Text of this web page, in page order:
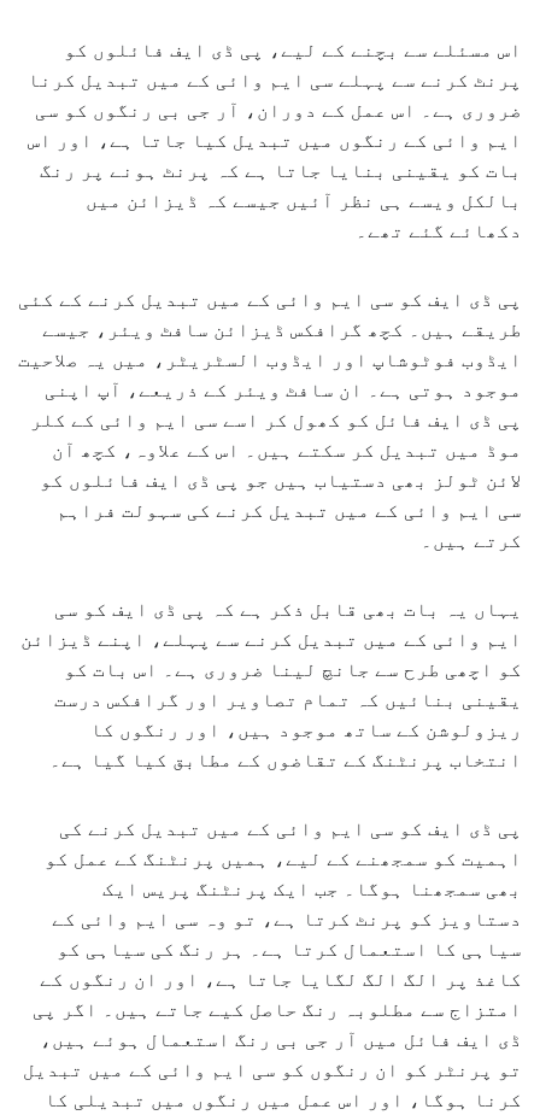
اس مسئلے سے بچنے کے لیے، پی ڈی ایف فائلوں کو
پرنٹ کرنے سے پہلے سی ایم وائی کے میں تبدیل کرنا
ضروری ہے۔ اس عمل کے دوران، آر جی بی رنگوں کو سی
ایم وائی کے رنگوں میں تبدیل کیا جاتا ہے، اور اس
بات کو یقینی بنایا جاتا ہے کہ پرنٹ ہونے پر رنگ
بالکل ویسے ہی نظر آئیں جیسے کہ ڈیزائن میں
دکھائے گئے تھے۔
پی ڈی ایف کو سی ایم وائی کے میں تبدیل کرنے کے کئی
طریقے ہیں۔ کچھ گرافکس ڈیزائن سافٹ ویئر، جیسے
ایڈوب فوٹوشاپ اور ایڈوب السٹریٹر، میں یہ صلاحیت
موجود ہوتی ہے۔ ان سافٹ ویئر کے ذریعے، آپ اپنی
پی ڈی ایف فائل کو کھول کر اسے سی ایم وائی کے کلر
موڈ میں تبدیل کر سکتے ہیں۔ اس کے علاوہ، کچھ آن
لائن ٹولز بھی دستیاب ہیں جو پی ڈی ایف فائلوں کو
سی ایم وائی کے میں تبدیل کرنے کی سہولت فراہم
کرتے ہیں۔
یہاں یہ بات بھی قابل ذکر ہے کہ پی ڈی ایف کو سی
ایم وائی کے میں تبدیل کرنے سے پہلے، اپنے ڈیزائن
کو اچھی طرح سے جانچ لینا ضروری ہے۔ اس بات کو
یقینی بنائیں کہ تمام تصاویر اور گرافکس درست
ریزولوشن کے ساتھ موجود ہیں، اور رنگوں کا
انتخاب پرنٹنگ کے تقاضوں کے مطابق کیا گیا ہے۔
پی ڈی ایف کو سی ایم وائی کے میں تبدیل کرنے کی
اہمیت کو سمجھنے کے لیے، ہمیں پرنٹنگ کے عمل کو
بھی سمجھنا ہوگا۔ جب ایک پرنٹنگ پریس ایک
دستاویز کو پرنٹ کرتا ہے، تو وہ سی ایم وائی کے
سیاہی کا استعمال کرتا ہے۔ ہر رنگ کی سیاہی کو
کاغذ پر الگ الگ لگایا جاتا ہے، اور ان رنگوں کے
امتزاج سے مطلوبہ رنگ حاصل کیے جاتے ہیں۔ اگر پی
ڈی ایف فائل میں آر جی بی رنگ استعمال ہوئے ہیں،
تو پرنٹر کو ان رنگوں کو سی ایم وائی کے میں تبدیل
کرنا ہوگا، اور اس عمل میں رنگوں میں تبدیلی کا